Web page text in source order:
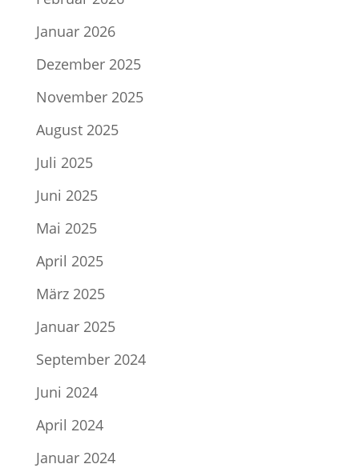
Januar 2026
Dezember 2025
November 2025
August 2025
Juli 2025
Juni 2025
Mai 2025
April 2025
März 2025
Januar 2025
September 2024
Juni 2024
April 2024
Januar 2024